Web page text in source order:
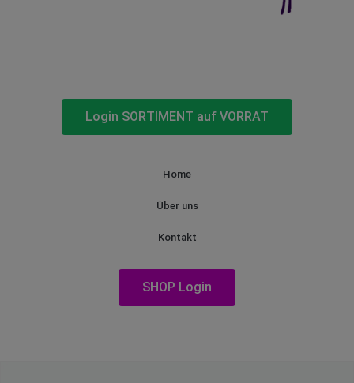
Login SORTIMENT auf VORRAT
Home
Über uns
Kontakt
SHOP Login